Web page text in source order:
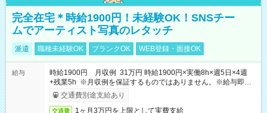
完全在宅＊時給1900円！未経験OK！SNSチー
ムでアーティスト写真のレタッチ
派遣 職種未経験OK ブランクOK WEB登録・面接OK
給与
時給1900円 月収例 31万円 時給1900円×実働8h×週5日×4週
+残業5h ※月収例を保証するものではありません。※給与即受
取りサービス利用可（利用条件有）
交通費別途支給あり
交通費 1ヶ月3万円を上限として実費支給